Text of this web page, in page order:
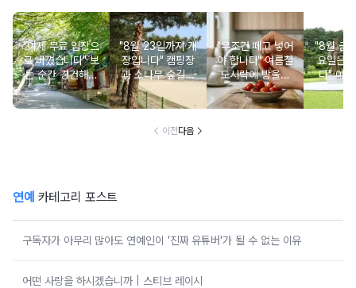
"이제 무료 입장으
로 바꼈습니다" 보
는 순간 경건해지
고 마음이 편안해
지는 사찰 여행지
"8월 23일까지 개
장입니다" 캠핑장
과 소나무 숲길이
붙어있는 조용한
남해 해수욕장
"무조건 떼고 넣어
야 합니다" 여름철
도시락에 방울토
마토 꼭지 그대로
넣으면 생기는 일
"8월 금
요일은
다" 이
무료로
한 의미
이전다음
연예 카테고리 포스트
구독자가 아무리 많아도 연예인이 '진짜 유튜버'가 될 수 없는 이유
어떤 사랑을 하시겠습니까 | 스티브 레이시